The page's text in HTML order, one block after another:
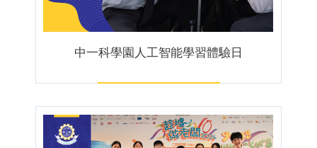
中一科學園人工智能學習體驗日